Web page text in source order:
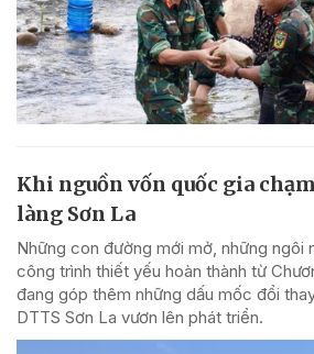
Khi nguồn vốn quốc gia
làng Sơn La
Những con đường mới mở, những ngôi
công trình thiết yếu hoàn thành từ
đang góp thêm những dấu mốc đổi
DTTS Sơn La vươn lên phát triển.